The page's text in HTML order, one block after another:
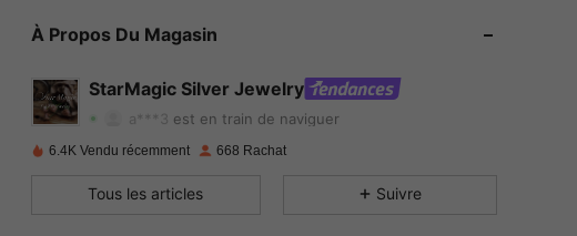
À Propos Du Magasin
StarMagic Silver Jewelry
4.78 173
4.78 173 6.8K
a***3 est en train de naviguer
4.78
6.4K Vendu récemment 668 Rachat
Tous les articles Suivre